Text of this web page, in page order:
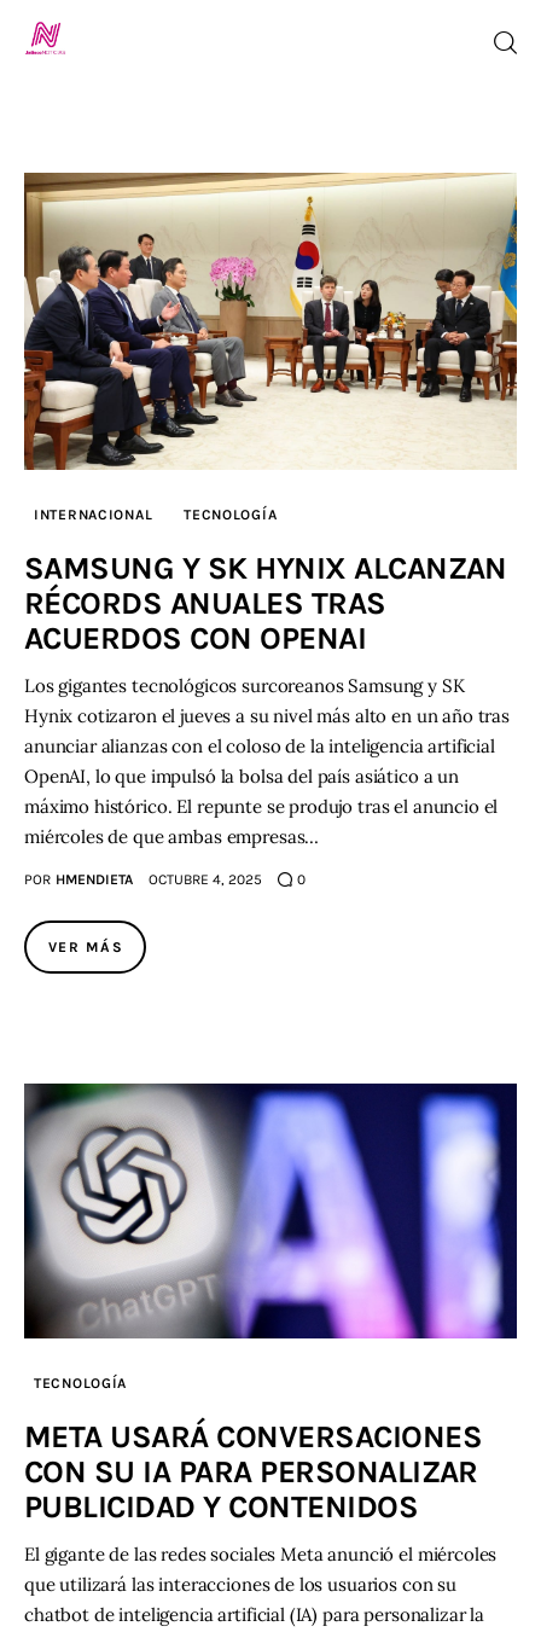
Inicio
TV en Vivo
Jalisco Noticias
Programación
Jalisco TV
Contacto
INTERNACIONAL TECNOLOGÍA
SAMSUNG Y SK HYNIX ALCANZAN
RÉCORDS ANUALES TRAS
ACUERDOS CON OPENAI
Los gigantes tecnológicos surcoreanos Samsung y SK
Hynix cotizaron el jueves a su nivel más alto en un año tras
anunciar alianzas con el coloso de la inteligencia artificial
OpenAI, lo que impulsó la bolsa del país asiático a un
máximo histórico. El repunte se produjo tras el anuncio el
miércoles de que ambas empresas…
POR HMENDIETA OCTUBRE 4, 2025 0
VER MÁS
TECNOLOGÍA
META USARÁ CONVERSACIONES
CON SU IA PARA PERSONALIZAR
PUBLICIDAD Y CONTENIDOS
El gigante de las redes sociales Meta anunció el miércoles
que utilizará las interacciones de los usuarios con su
chatbot de inteligencia artificial (IA) para personalizar la